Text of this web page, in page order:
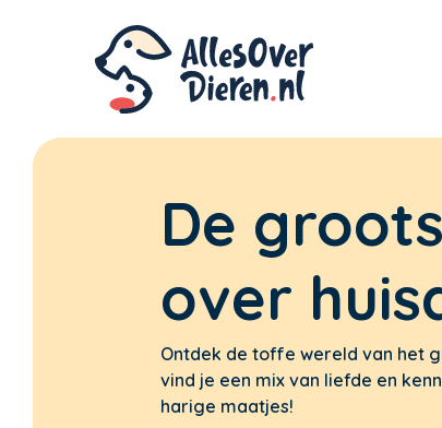
De
over
Ontdek de toffe wereld van het
vind je een mix van liefde en
harige maatjes!